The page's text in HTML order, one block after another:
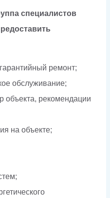
специалистов
ремонт;
обслуживание;
объекта, рекомендации
на объекте;